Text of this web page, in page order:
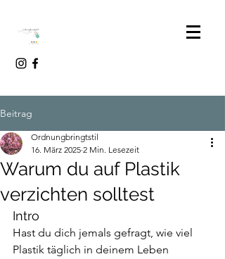
Beitrag
Warum du auf Plastik
verzichten solltest
Ordnungbringtstil
16. März 2025 2 Min. Lesezeit
Intro
Hast du dich jemals gefragt, wie viel
Plastik täglich in deinem Leben